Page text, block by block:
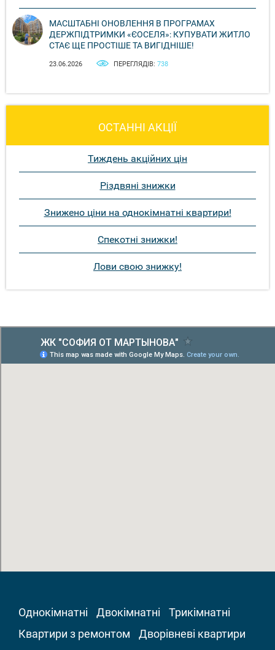
МАСШТАБНІ ОНОВЛЕННЯ В ПРОГРАМАХ
ДЕРЖПІДТРИМКИ «ЄОСЕЛЯ»: КУПУВАТИ ЖИТЛО
СТАЄ ЩЕ ПРОСТІШЕ ТА ВИГІДНІШЕ!
23.06.2026 ПЕРЕГЛЯДІВ: 738
ОСТАННІ АКЦІЇ
Тиждень акційних цін
Різдвяні знижки
Знижено ціни на однокімнатні квартири!
Спекотні знижки!
Лови свою знижку!
Однокімнатні Двокімнатні
Трикімнатні
Квартири з ремонтом
Дворівневі квартири